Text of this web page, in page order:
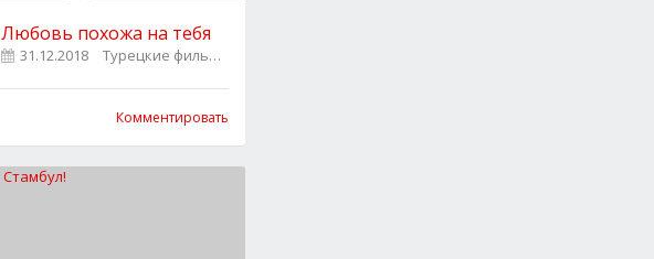
Любовь похожа на тебя
31.12.2018 Турецкие фильмы
Комментировать